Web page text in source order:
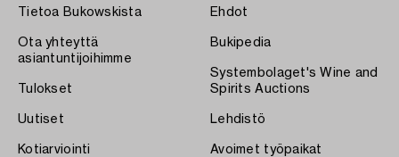
Tietoa Bukowskista
Ota yhteyttä
asiantuntijoihimme
Tulokset
Uutiset
Kotiarviointi
Ehdot
Bukipedia
Systembolaget's Wine and
Spirits Auctions
Lehdistö
Avoimet työpaikat